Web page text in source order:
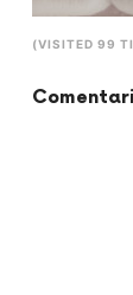
(VISITED 99